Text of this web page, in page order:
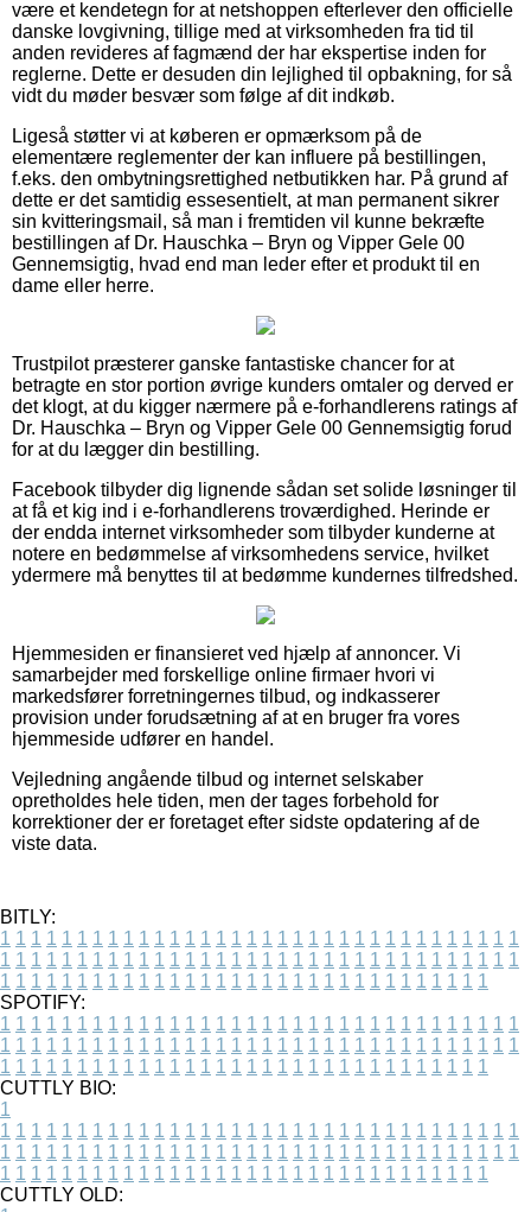
være et kendetegn for at netshoppen efterlever den officielle
danske lovgivning, tillige med at virksomheden fra tid til
anden revideres af fagmænd der har ekspertise inden for
reglerne. Dette er desuden din lejlighed til opbakning, for så
vidt du møder besvær som følge af dit indkøb.
Ligeså støtter vi at køberen er opmærksom på de
elementære reglementer der kan influere på bestillingen,
f.eks. den ombytningsrettighed netbutikken har. På grund af
dette er det samtidig essesentielt, at man permanent sikrer
sin kvitteringsmail, så man i fremtiden vil kunne bekræfte
bestillingen af Dr. Hauschka – Bryn og Vipper Gele 00
Gennemsigtig, hvad end man leder efter et produkt til en
dame eller herre.
Trustpilot præsterer ganske fantastiske chancer for at
betragte en stor portion øvrige kunders omtaler og derved er
det klogt, at du kigger nærmere på e-forhandlerens ratings af
Dr. Hauschka – Bryn og Vipper Gele 00 Gennemsigtig forud
for at du lægger din bestilling.
Facebook tilbyder dig lignende sådan set solide løsninger til
at få et kig ind i e-forhandlerens troværdighed. Herinde er
der endda internet virksomheder som tilbyder kunderne at
notere en bedømmelse af virksomhedens service, hvilket
ydermere må benyttes til at bedømme kundernes tilfredshed.
Hjemmesiden er finansieret ved hjælp af annoncer. Vi
samarbejder med forskellige online firmaer hvori vi
markedsfører forretningernes tilbud, og indkasserer
provision under forudsætning af at en bruger fra vores
hjemmeside udfører en handel.
Vejledning angående tilbud og internet selskaber
opretholdes hele tiden, men der tages forbehold for
korrektioner der er foretaget efter sidste opdatering af de
viste data.
BITLY:
1 1 1 1 1 1 1 1 1 1 1 1 1 1 1 1 1 1 1 1 1 1 1 1 1 1 1 1 1 1 1 1 1 1
1 1 1 1 1 1 1 1 1 1 1 1 1 1 1 1 1 1 1 1 1 1 1 1 1 1 1 1 1 1 1 1 1 1
1 1 1 1 1 1 1 1 1 1 1 1 1 1 1 1 1 1 1 1 1 1 1 1 1 1 1 1 1 1 1 1
SPOTIFY:
1 1 1 1 1 1 1 1 1 1 1 1 1 1 1 1 1 1 1 1 1 1 1 1 1 1 1 1 1 1 1 1 1 1
1 1 1 1 1 1 1 1 1 1 1 1 1 1 1 1 1 1 1 1 1 1 1 1 1 1 1 1 1 1 1 1 1 1
1 1 1 1 1 1 1 1 1 1 1 1 1 1 1 1 1 1 1 1 1 1 1 1 1 1 1 1 1 1 1 1
CUTTLY BIO:
1
1 1 1 1 1 1 1 1 1 1 1 1 1 1 1 1 1 1 1 1 1 1 1 1 1 1 1 1 1 1 1 1 1 1
1 1 1 1 1 1 1 1 1 1 1 1 1 1 1 1 1 1 1 1 1 1 1 1 1 1 1 1 1 1 1 1 1 1
1 1 1 1 1 1 1 1 1 1 1 1 1 1 1 1 1 1 1 1 1 1 1 1 1 1 1 1 1 1 1 1
CUTTLY OLD: